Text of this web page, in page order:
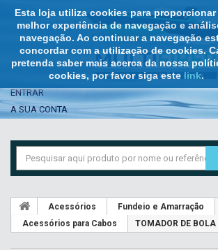
Esta loja utiliza cookies para proporcionar
melhor experiência de navegação e
navegação. Ao continuar a navegação
concordar com a utilização de cookies.
pretenda saber mais acerca da nossa
cookies, por favor siga este link.
ENTRAR
A SUA CONTA
Acessórios
Fundeio e Amarração
Acessórios para Cabos
TOMADOR DE